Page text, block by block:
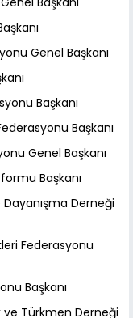
Genel Başkanı
Başkanı
Başkanı
Genel Başkanı
Başkanı
Dayanışma Derneği
Federasyonu
Başkanı
ve Türkmen Derneği